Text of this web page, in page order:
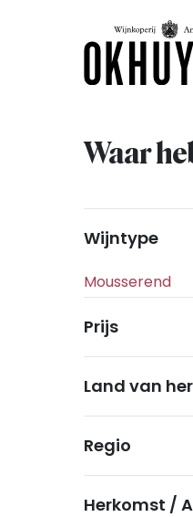
Waar
Wijntype
Prijs
Land van
Regio
Herkomst /